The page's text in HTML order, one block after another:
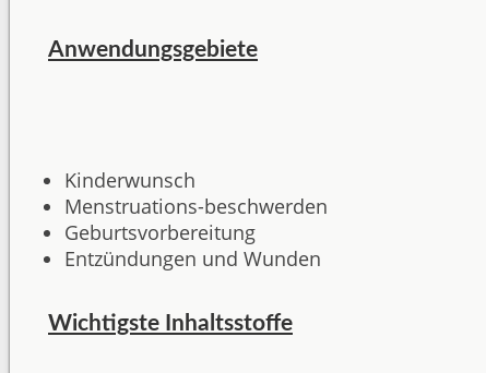
Anwendungsgebiete
Kinderwunsch
Menstruations-beschwerden
Geburtsvorbereitung
Entzündungen und Wunden
Wichtigste Inhaltsstoffe